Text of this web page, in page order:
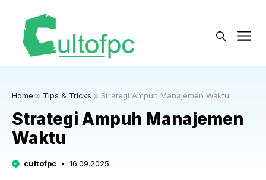
Home » Tips & Tricks » Strategi Ampuh Manajemen Waktu
Strategi Ampuh Manajemen
Waktu
cultofpc 16.09.2025